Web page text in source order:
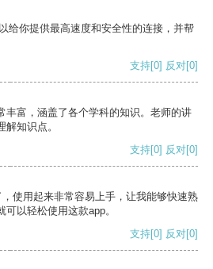
给你提供最高速度和安全性的连接，并帮
支持[0] 反对[0]
丰富，涵盖了各个学科的知识。老师的讲
知识点。
支持[0] 反对[0]
使用起来非常容易上手，让我能够快速熟
以轻松使用这款app。
支持[0] 反对[0]